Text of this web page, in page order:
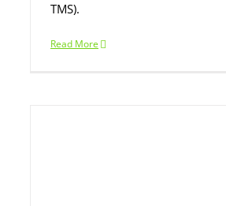
TMS).
Read More